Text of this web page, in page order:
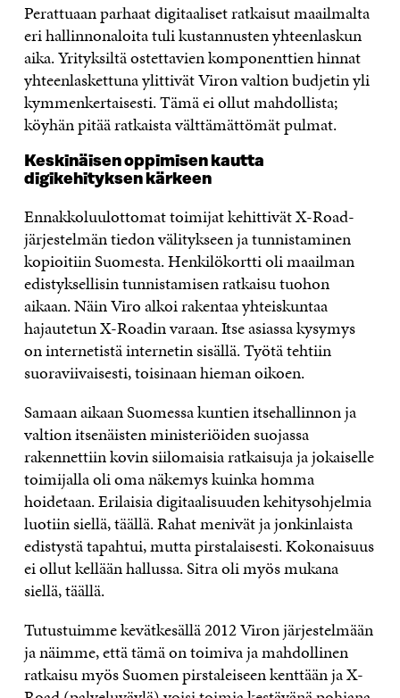
Perattuaan parhaat digitaaliset ratkaisut maailmalta
eri hallinnonaloita tuli kustannusten yhteenlaskun
aika. Yrityksiltä ostettavien komponenttien hinnat
yhteenlaskettuna ylittivät Viron valtion budjetin yli
kymmenkertaisesti. Tämä ei ollut mahdollista;
köyhän pitää ratkaista välttämättömät pulmat.
Keskinäisen oppimisen kautta
digikehityksen kärkeen
Ennakkoluulottomat toimijat kehittivät X-Road-
järjestelmän tiedon välitykseen ja tunnistaminen
kopioitiin Suomesta. Henkilökortti oli maailman
edistyksellisin tunnistamisen ratkaisu tuohon
aikaan. Näin Viro alkoi rakentaa yhteiskuntaa
hajautetun X-Roadin varaan. Itse asiassa kysymys
on internetistä internetin sisällä. Työtä tehtiin
suoraviivaisesti, toisinaan hieman oikoen.
Samaan aikaan Suomessa kuntien itsehallinnon ja
valtion itsenäisten ministeriöiden suojassa
rakennettiin kovin siilomaisia ratkaisuja ja jokaiselle
toimijalla oli oma näkemys kuinka homma
hoidetaan. Erilaisia digitaalisuuden kehitysohjelmia
luotiin siellä, täällä. Rahat menivät ja jonkinlaista
edistystä tapahtui, mutta pirstalaisesti. Kokonaisuus
ei ollut kellään hallussa. Sitra oli myös mukana
siellä, täällä.
Tutustuimme kevätkesällä 2012 Viron järjestelmään
ja näimme, että tämä on toimiva ja mahdollinen
ratkaisu myös Suomen pirstaleiseen kenttään ja X-